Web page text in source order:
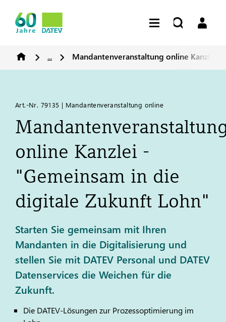
... Mandantenveranstaltung online Kanzlei
Art.-Nr. 79135 | Mandantenveranstaltung online
online Kanzlei -
"Gemeinsam in die
digitale Zukunft Lohn"
Starten Sie gemeinsam mit Ihren
Mandanten in die Digitalisierung und
stellen Sie mit DATEV Personal und DATEV
Datenservices die Weichen für die
Zukunft.
Die DATEV-Lösungen zur Prozessoptimierung im